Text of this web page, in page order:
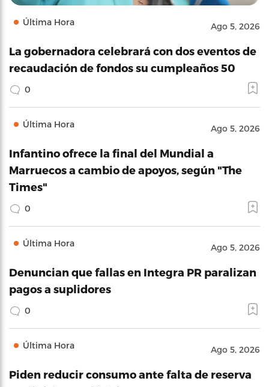
Última Hora Ago 5, 2026
La gobernadora celebrará con dos eventos de
recaudación de fondos su cumpleaños 50
0
Última Hora Ago 5, 2026
Infantino ofrece la final del Mundial a
Marruecos a cambio de apoyos, según "The
Times"
0
Última Hora Ago 5, 2026
Denuncian que fallas en Integra PR paralizan
pagos a suplidores
0
Última Hora Ago 5, 2026
Piden reducir consumo ante falta de reserva